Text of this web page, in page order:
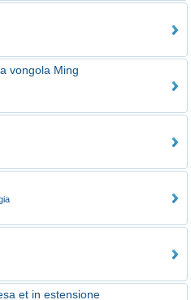
vongola Ming
et in estensione